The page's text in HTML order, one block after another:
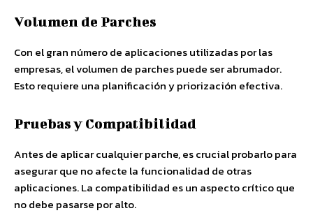
Volumen de Parches
Con el gran número de aplicaciones utilizadas por las
empresas, el volumen de parches puede ser abrumador.
Esto requiere una planificación y priorización efectiva.
Pruebas y Compatibilidad
Antes de aplicar cualquier parche, es crucial probarlo para
asegurar que no afecte la funcionalidad de otras
aplicaciones. La compatibilidad es un aspecto crítico que
no debe pasarse por alto.